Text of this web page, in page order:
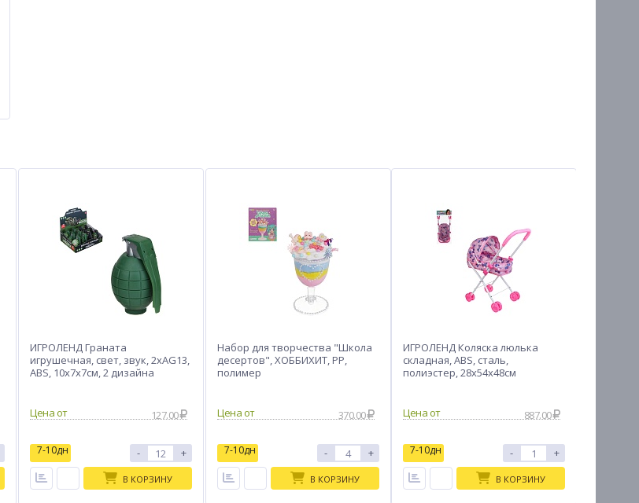
ИГРОЛЕНД Граната
игрушечная, свет, звук, 2xAG13,
ABS, 10х7х7см, 2 дизайна
127.00
7-10дн - +
В КОРЗИНУ
Набор для творчества "Школа
десертов", ХОББИХИТ, PP,
полимер
370.00
7-10дн - +
В КОРЗИНУ
ИГРОЛЕНД Коляска люлька
складная, ABS, сталь,
полиэстер, 28х54х48см
887.00
7-10дн - +
В КОРЗИНУ